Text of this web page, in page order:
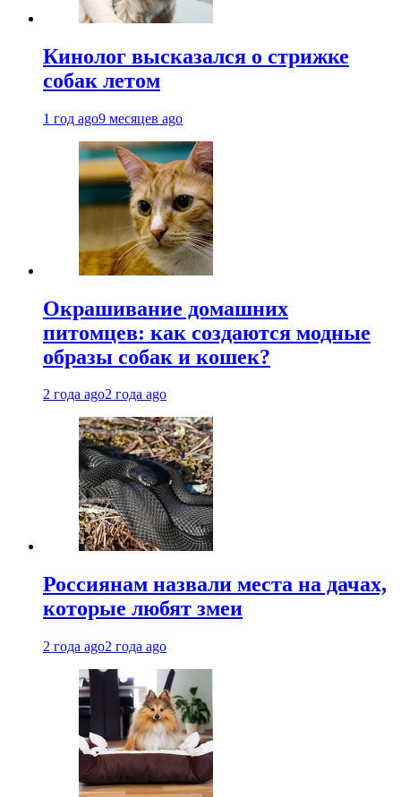
Кинолог высказался о стрижке
собак летом
1 год ago9 месяцев ago
Окрашивание домашних
питомцев: как создаются модные
образы собак и кошек?
2 года ago2 года ago
Россиянам назвали места на дачах,
которые любят змеи
2 года ago2 года ago